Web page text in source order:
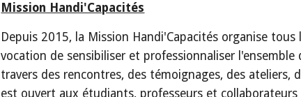
Mission Handi'Capacités
Depuis 2015, la Mission Handi'Capacités organise
vocation de sensibiliser et professionnaliser
travers des rencontres, des témoignages, des
est ouvert aux étudiants, professeurs et collaborateurs